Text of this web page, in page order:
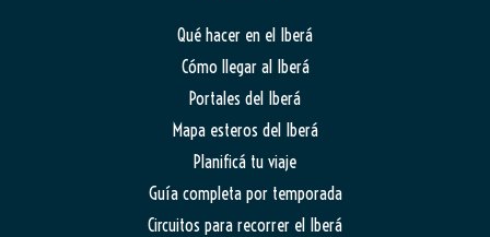
Qué hacer en el Iberá
Cómo llegar al Iberá
Portales del Iberá
Mapa esteros del Iberá
Planificá tu viaje
Guía completa por temporada
Circuitos para recorrer el Iberá